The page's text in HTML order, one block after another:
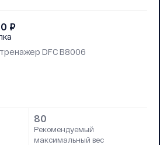
₽
DFC B8006
80
Рекомендуемый
максимальный вес